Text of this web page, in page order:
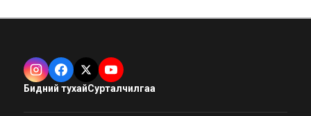
Бидний тухайСурталчилгаа